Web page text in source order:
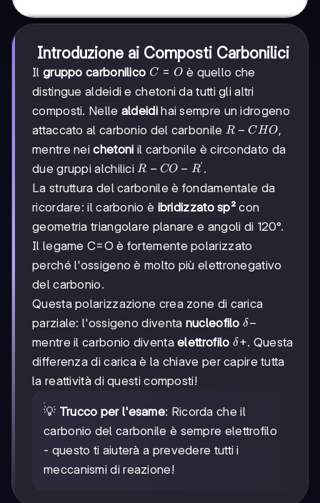
Introduzione ai Composti Carbonilici
Il gruppo carbonilico C=O
C = O è quello che
distingue aldeidi e chetoni da tutti gli altri
composti. Nelle aldeidihai sempre un idrogeno
attaccato al carbonio del carbonile R-
CHO
R − CHO,
mentre neichetoni il carbonile è circondato da
due gruppi alchiliciR-
CO-
R'
R − CO − R′ .
La struttura del carbonile è fondamentale da
ricordare: il carbonio è ibridizzato sp² con
geometria triangolare planare e angoli di 120°.
Il legame C=O è fortemente polarizzato
perché l'ossigeno è molto più elettronegativo
del carbonio.
Questa polarizzazione crea zone di carica
parziale: l'ossigeno diventa nucleofilo δ-
δ−
mentre il carbonio diventaelettrofilo δ+
δ+. Questa
differenza di carica è la chiave per capire tutta
la reattività di questi composti!
💡 Trucco per l'esame: Ricorda che il
carbonio del carbonile è sempre elettrofilo
- questo ti aiuterà a prevedere tutti i
meccanismi di reazione!